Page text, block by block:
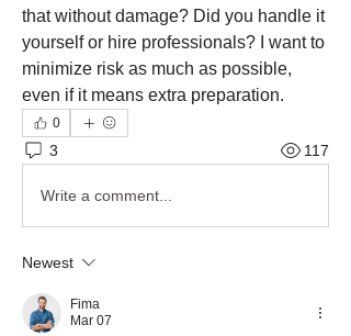
that without damage? Did you handle it
yourself or hire professionals? I want to
minimize risk as much as possible,
even if it means extra preparation.
0
3 117
Write a comment...
Newest
Fima
Mar 07